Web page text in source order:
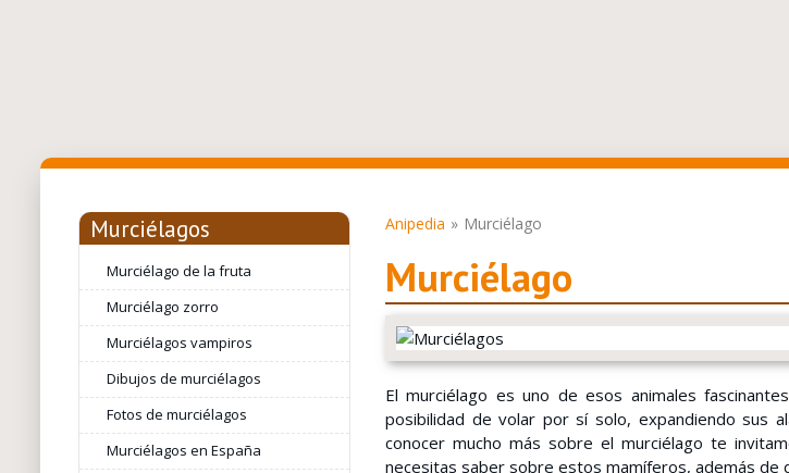
Murciélagos
Murciélago de la fruta
Murciélago zorro
Murciélagos vampiros
Dibujos de murciélagos
Fotos de murciélagos
Murciélagos en España
Anipedia Murciélago
Murciélago
El murciélago es uno de esos animales
posibilidad de volar por sí solo, expandiendo sus
conocer mucho más sobre el murciélago te
necesitas saber sobre estos mamíferos, además de